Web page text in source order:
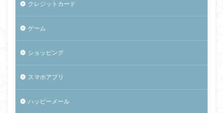
クレジットカード
ゲーム
ショッピング
スマホアプリ
ハッピーメール